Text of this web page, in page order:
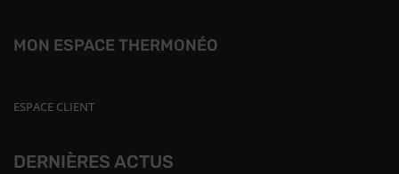
MON ESPACE THERMONÉO
ESPACE CLIENT
DERNIÈRES ACTUS